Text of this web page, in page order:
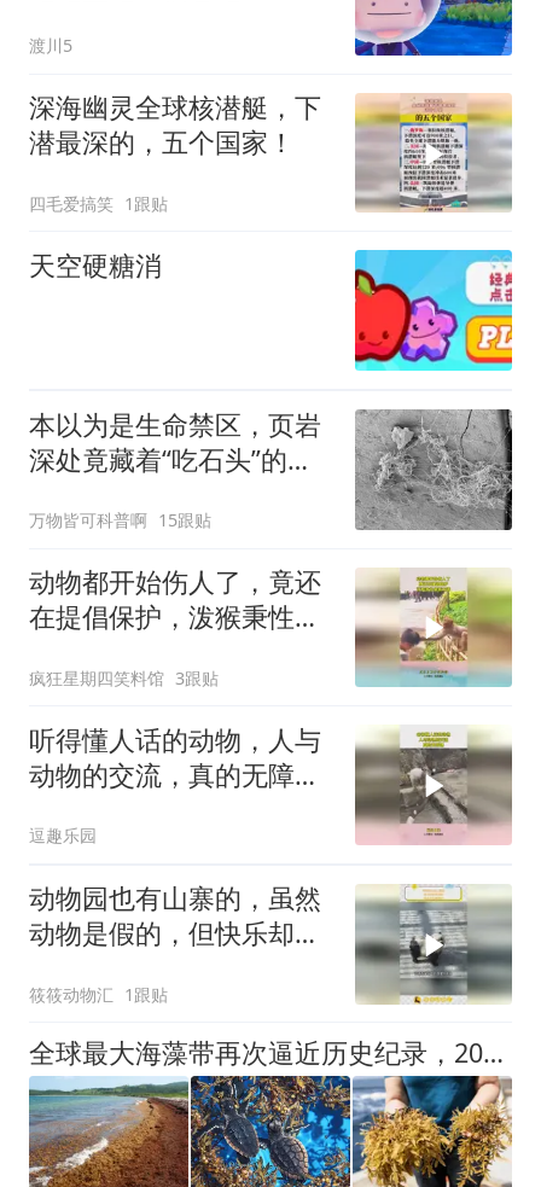
渡川5
深海幽灵全球核潜艇，下
潜最深的，五个国家！
四毛爱搞笑 1跟贴
天空硬糖消
本以为是生命禁区，页岩
深处竟藏着“吃石头”的真
万物皆可科普啊 15跟贴
动物都开始伤人了，竟还
在提倡保护，泼猴秉性暴
疯狂星期四笑料馆 3跟贴
听得懂人话的动物，人与
动物的交流，真的无障
逗趣乐园
动物园也有山寨的，虽然
动物是假的，但快乐却是
筱筱动物汇 1跟贴
全球最大海藻带再次逼近历史纪录，2026加勒比海沿岸压力持续增加